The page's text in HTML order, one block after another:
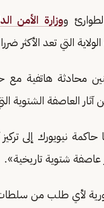
ووزارة الأمن
التي تعد الأكثر
محادثة هاتفية مع
العاصفة الشتوية
حاكمة نيويورك إلى
عاصفة شتوية تاريخية».
لأي طلب من